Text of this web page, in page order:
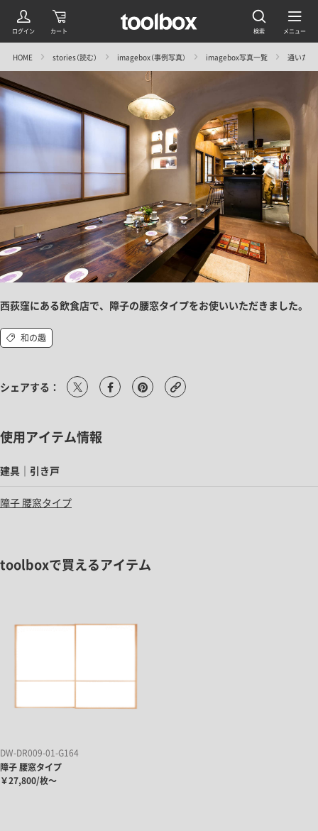
HOME stories（読む） imagebox（事例写真） imagebox写真一覧 通いたく
西荻窪にある飲食店で、障子の腰窓タイプをお使いいただきました。
和の趣
シェアする：
使用アイテム情報
建具｜引き戸
障子 腰窓タイプ
toolboxで買えるアイテム
DW-DR009-01-G164
障子 腰窓タイプ
￥27,800/枚～